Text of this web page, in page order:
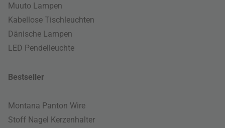
Muuto Lampen
Kabellose Tischleuchten
Dänische Lampen
LED Pendelleuchte
Bestseller
Montana Panton Wire
Stoff Nagel Kerzenhalter